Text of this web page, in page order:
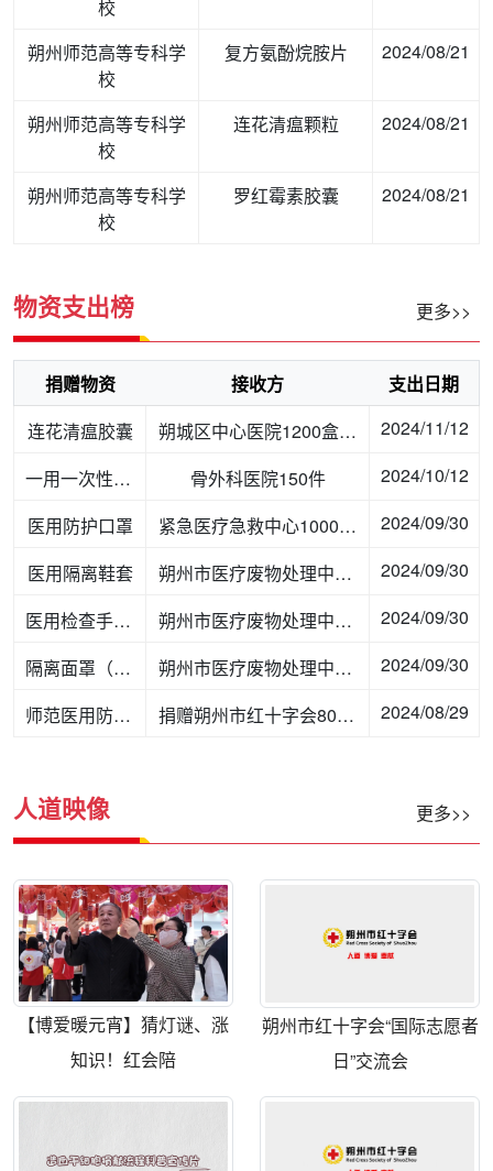
校
朔州师范高等专科学
校
复方氨酚烷胺片 2024/08/21
朔州师范高等专科学
校
连花清瘟颗粒 2024/08/21
朔州师范高等专科学
校
罗红霉素胶囊 2024/08/21
物资支出榜 更多>>
捐赠物资 接收方
支出日期
连花清瘟胶囊
朔城区中心医院1200盒、朔州市教育局7000盒、公交公司800盒、豪门盛宴200盒、市委社工部9560盒、神头振兴社区270盒、社会福利院100盒、特殊教育学校800盒、尚德乐648盒、怀仁新时代养老院400盒、慰问小坝学校65盒、慰问东小寨学校66盒、退伍军人志愿者370盒、蓝天救援服务队330盒、融媒体中心1110盒、百立公益60盒、人民医院16000盒、社工协会400盒、怀仁荣军康宁医院400盒、现代医院1000盒、以岭药业178盒、造血干细胞捐献志愿者40盒、交通运输局4002盒、万达广场201盒
2024/11/12
一用一次性防护服
骨外科医院150件
2024/10/12
医用防护口罩
紧急医疗急救中心1000只、骨外科医院20000只
2024/09/30
医用隔离鞋套
朔州市医疗废物处理中心600双、骨外科医院400双
2024/09/30
医用检查手套（华晨医疗）
朔州市医疗废物处理中心300双
2024/09/30
隔离面罩（海沃希）
朔州市医疗废物处理中心200个
2024/09/30
师范医用防护口罩
捐赠朔州市红十字会800只 2024/08/29
人道映像 更多>>
【博爱暖元宵】猜灯谜、涨
知识！红会陪
朔州市红十字会“国际志愿者
日”交流会